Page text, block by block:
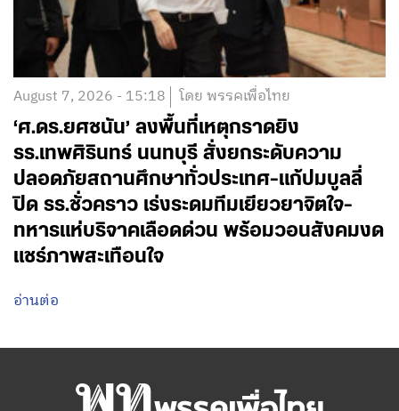
August 7, 2026 - 15:18 โดย พรรคเพื่อไทย
‘ศ.ดร.ยศชนัน’ ลงพื้นที่เหตุกราดยิง
รร.เทพศิรินทร์ นนทบุรี สั่งยกระดับความ
ปลอดภัยสถานศึกษาทั่วประเทศ-แก้ปมบูลลี่
ปิด รร.ชั่วคราว เร่งระดมทีมเยียวยาจิตใจ-
ทหารแห่บริจาคเลือดด่วน พร้อมวอนสังคมงด
แชร์ภาพสะเทือนใจ
อ่านต่อ